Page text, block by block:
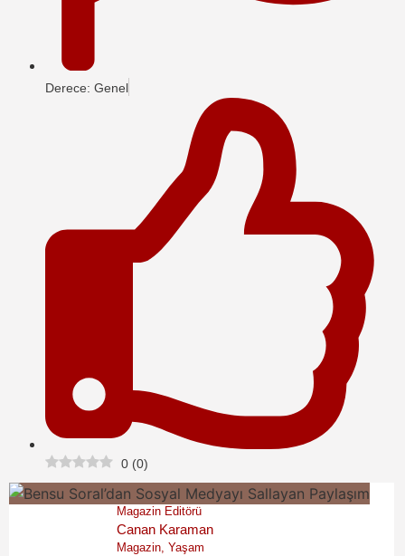
Derece: Genel
0 (0)
Magazin Editörü
Canan Karaman
Magazin, Yaşam